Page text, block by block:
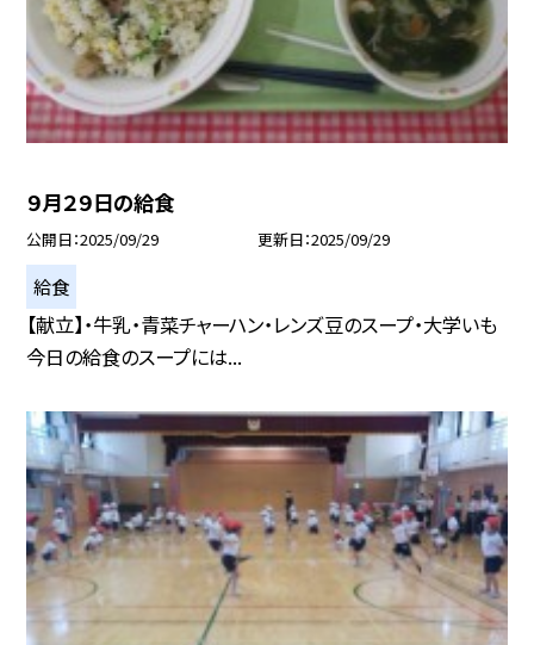
９月２９日の給食
公開日 2025/09/29 更新日 2025/09/29
給食
【献立】・牛乳・青菜チャーハン・レンズ豆のスープ・大学いも
今日の給食のスープには...